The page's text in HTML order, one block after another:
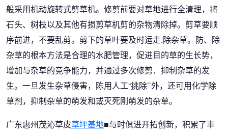
般采用机动旋转式剪草机。修剪前要对草地进行全清理，将
石头、树枝以及其他有损剪草机剪的杂物清除掉。剪草要顺
序前进，不要乱剪。剪下的草叶要及时运走.除杂草。防、除
杂草的根本方法是合理的水肥管理，促进目的草的生长势，
增加与杂草的竞争能力，并通过多次修剪．抑制杂草的发
生。一旦发生杂草侵害，陈用人工“挑除’’外，还可用化学除
草剂，抑制杂草的萌发和或灭死刚萌发的杂草。
广东惠州茂沁草皮草坪基地■与时俱进开拓创新，积累了丰